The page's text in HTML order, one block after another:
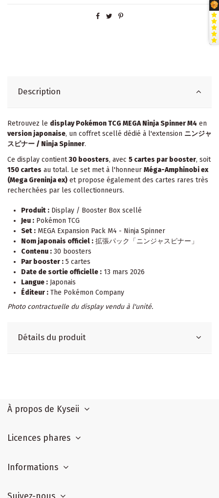
Description
Retrouvez le display Pokémon TCG MEGA Ninja Spinner M4 en
version japonaise, un coffret scellé dédié à l'extension ニンジャ
スピナー / Ninja Spinner.
Ce display contient30 boosters, avec 5 cartes par booster, soit
150 cartes au total. Le set met à l'honneur Méga-Amphinobi ex
(Mega Greninja ex) et propose également des cartes rares très
recherchées par les collectionneurs.
Produit : Display / Booster Box scellé
Jeu : Pokémon TCG
Set : MEGA Expansion Pack M4 - Ninja Spinner
Nom japonais officiel : 拡張パック「ニンジャスピナー」
Contenu : 30 boosters
Par booster : 5 cartes
Date de sortie officielle : 13 mars 2026
Langue : Japonais
Éditeur : The Pokémon Company
Photo contractuelle du display vendu à l'unité.
Détails du produit
À propos de Kyseii
Licences phares
Informations